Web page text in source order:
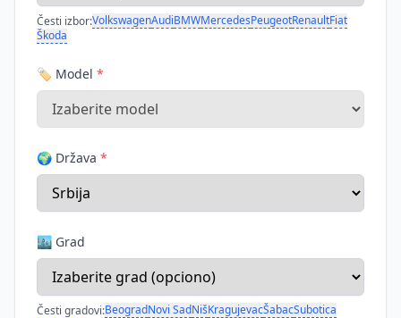
Česti izbor:VolkswagenAudiBMWMercedesPeugeotRenaultFiat
Škoda
🏷️ Model *
🌍 Država *
🏙️ Grad
Česti gradovi:BeogradNovi SadNišKragujevacŠabacSubotica